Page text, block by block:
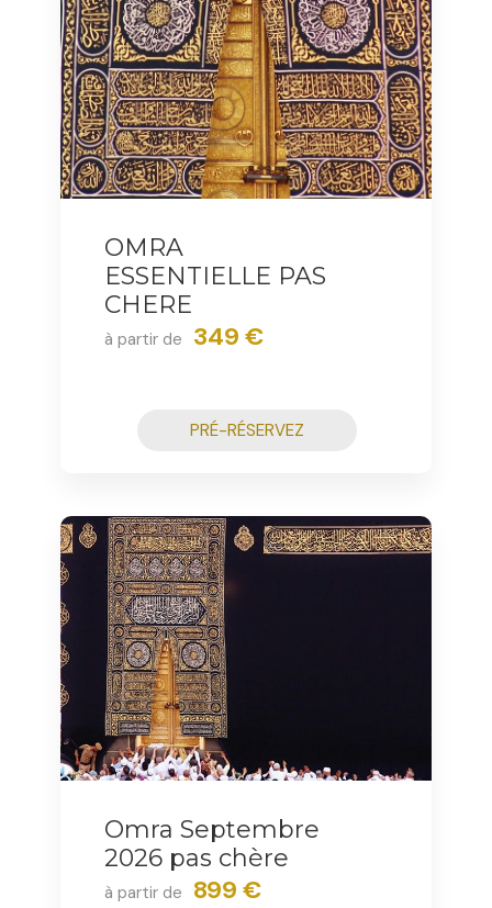
OMRA
ESSENTIELLE PAS
CHERE
à partir de 349 €
PRÉ-RÉSERVEZ
Omra Septembre
2026 pas chère
à partir de 899 €